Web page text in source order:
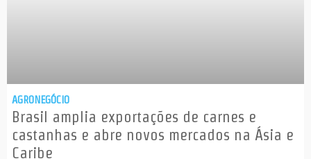
AGRONEGÓCIO
Brasil amplia exportações de carnes e
castanhas e abre novos mercados na Ásia e
Caribe